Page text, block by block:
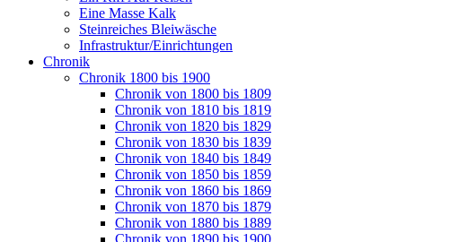
Eine Masse Kalk
Steinreiches Bleiwäsche
Infrastruktur/Einrichtungen
Chronik
Chronik 1800 bis 1900
Chronik von 1800 bis 1809
Chronik von 1810 bis 1819
Chronik von 1820 bis 1829
Chronik von 1830 bis 1839
Chronik von 1840 bis 1849
Chronik von 1850 bis 1859
Chronik von 1860 bis 1869
Chronik von 1870 bis 1879
Chronik von 1880 bis 1889
Chronik von 1890 bis 1900